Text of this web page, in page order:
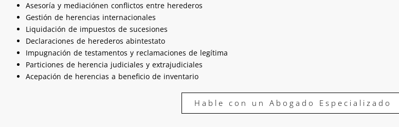
Asesoría y mediaciónen conflictos entre herederos
Gestión de herencias internacionales
Liquidación de impuestos de sucesiones
Declaraciones de herederos abintestato
Impugnación de testamentos y reclamaciones de legítima
Particiones de herencia judiciales y extrajudiciales
Acepación de herencias a beneficio de inventario
Hable con un Abogado Especializado